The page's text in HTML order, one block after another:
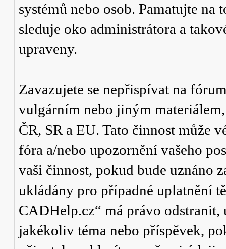
systémů nebo osob. Pamatujte
sleduje oko administrátora a
upraveny.
Zavazujete se nepřispívat na
vulgárním nebo jiným
ČR, SR a EU. Tato činnost může
fóra a/nebo upozornění vašeho
vaši činnost, pokud bude uznáno
ukládány pro případné uplatnění
CADHelp.cz“ má právo
jakékoliv téma nebo příspěvek,